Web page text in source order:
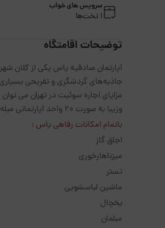
سرویس های خواب
1 تخت‌ها
توضیحات اقامتگاه
آپارتمان صادقیه یاس یکی از کلان
جاذبه‌های گردشگری‌ و تفریحی
مزایای اجاره سوئیت در تهران می
وزیبا به صورت 20 واحد آپارتمانی مبله می باشد که در منطقه صادقیه تهران قراردارد.
باتمام امکانات رفاهی یاس :
اجاق گاز
میزناهارخوری
تستر
ماشین لباسشویی
یخچال
مبلمان